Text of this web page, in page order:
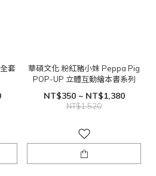
套
華碩文化 粉紅豬小妹 Peppa Pig
POP-UP 立體互動繪本書系列
NT$350 ~ NT$1,380
NT$1,520